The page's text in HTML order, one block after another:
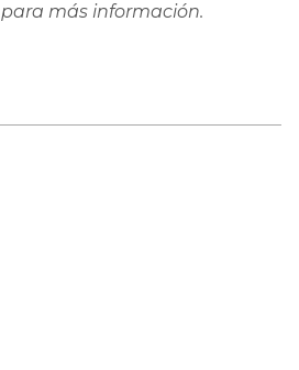
para más información.